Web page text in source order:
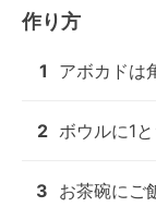
作り方
1 アボカドは
2 ボウルに1
3 お茶碗にご